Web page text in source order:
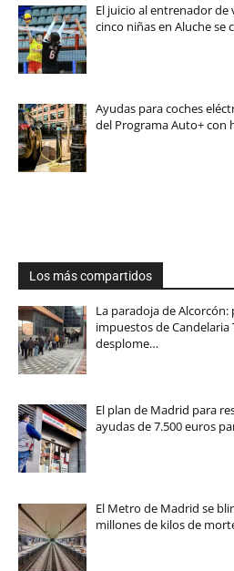
El juicio al entrenador
cinco niñas en Aluche se
Ayudas para coches
del Programa Auto+ con
Los más compartidos
La paradoja de
impuestos de Candelaria
desplome…
El plan de Madrid para
ayudas de 7.500 euros
El Metro de Madrid se
millones de kilos de